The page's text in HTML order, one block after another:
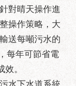
對晴天操作進
操作策略，大
送每噸污水的
每年可節省電
。
水下水道系統